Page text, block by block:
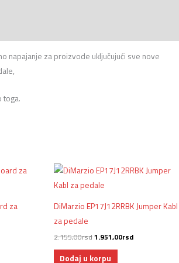
napajanje za proizvode uključujući sve nove
toga.
za
DiMarzio EP17J12RRBK Jumper Kabl
za pedale
2.155,00rsd
Originalna
cena
je
2.155,00rsd.
1.951,00rsd
Trenutna
cena
Dodaj u korpu